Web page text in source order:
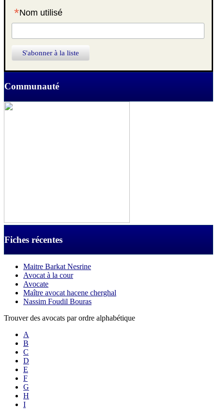
*Nom utilisé
Communauté
Fiches récentes
Maitre Barkat Nesrine
Avocat à la cour
Avocate
Maître avocat hacene cherghal
Nassim Foudil Bouras
Trouver des avocats par ordre alphabétique
A
B
C
D
E
F
G
H
I